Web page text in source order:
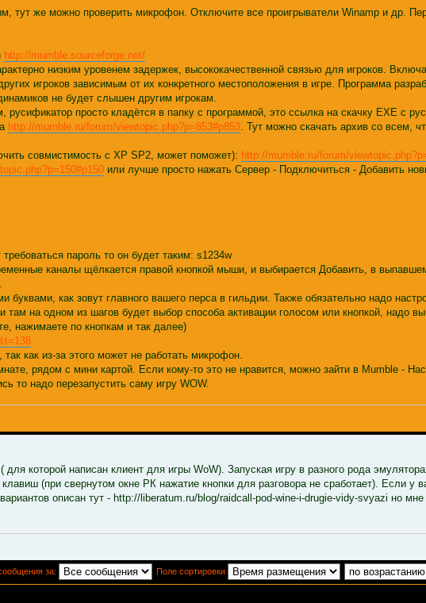
тут же можно проверить микрофон. Отключите все проигрыватели Winamp и др.
http://mumble.sourceforge.net/
низким уровенем задержек, высококачественной связью для игроков.
игроков зависимым от их конкретного местоположения в игре. Программа
не будет слышен другим игрокам.
просто кладётся в папку с программой, это ссылка на скачку EXE с
http://mumble.ru/forum/viewtopic.php?p=853#p853 . Тут можно скачать архив со всем,
совмистимость с XP SP2, может поможет): http://mumble.ru/forum/
или лучше просто нажать Сервер - Подключиться - Добавить
пароль то он будет таким: s1234w
каналы щёлкается правой кнопкой мыши, и выбирается Добавить, в
как зовут главного вашего перса в гильдии. Также обязательно надо
там на одном из шагов будет выбор способа активации голосом или кнопкой, надо
нажимаете по кнопкам и так далее)
как из-за этого может не работать микрофон.
рядом с мини картой. Если кому-то это не нравится, можно зайти в Mumble -
то надо перезапустить саму игру WOW.
которой написан клиент для игры WoW). Запуская игру в разного рода
(при свернутом окне РК нажатие кнопки для разговора не сработает). Если у
описан тут - http://liberatum.ru/blog/raidcall-pod-wine-i-drugie-vidy-svyazi но мне
за: Поле сортировки